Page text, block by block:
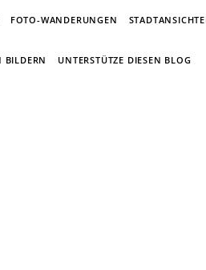
FOTO-WANDERUNGEN
BILDERN UNTERSTÜTZE DIESEN BLOG